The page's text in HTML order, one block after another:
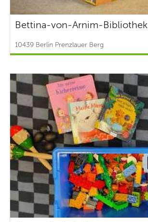
Bettina-von-Arnim-Bibliothek
10439 Berlin Prenzlauer Berg